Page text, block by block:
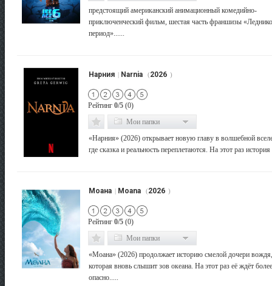
предстоящий американский анимационный комедийно-
приключенческий фильм, шестая часть франшизы
период»......
Нарния | Narnia (2026 )
Рейтинг 0/5 (0)
Мои папки
«Нарния» (2026) открывает новую главу в волшебной
где сказка и реальность переплетаются. На этот раз
Моана | Moana (2026 )
Рейтинг 0/5 (0)
Мои папки
«Моана» (2026) продолжает историю смелой дочери вождя,
которая вновь слышит зов океана. На этот раз её ждёт более
опасно.....